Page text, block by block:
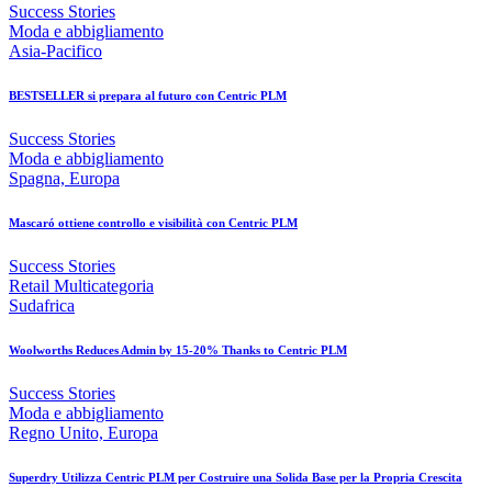
Success Stories
Moda e abbigliamento
Asia-Pacifico
BESTSELLER si prepara al futuro con Centric PLM
Success Stories
Moda e abbigliamento
Spagna, Europa
Mascaró ottiene controllo e visibilità con Centric PLM
Success Stories
Retail Multicategoria
Sudafrica
Woolworths Reduces Admin by 15-20% Thanks to Centric PLM
Success Stories
Moda e abbigliamento
Regno Unito, Europa
Superdry Utilizza Centric PLM per Costruire una Solida Base per la Propria Crescita